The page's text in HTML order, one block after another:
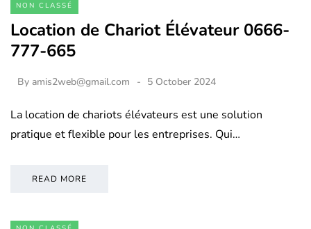
NON CLASSÉ
Location de Chariot Élévateur 0666-
777-665
By amis2web@gmail.com 5 October 2024
La location de chariots élévateurs est une solution
pratique et flexible pour les entreprises. Qui…
READ MORE